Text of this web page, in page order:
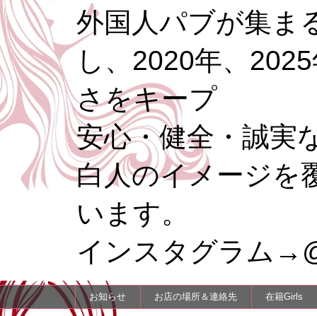
外国人パブが集ま
し、2020年、
さをキープ
安心・健全・誠実
白人のイメージを
います。
インスタグラム
お知らせ お店の場所＆連絡先 在籍Girls